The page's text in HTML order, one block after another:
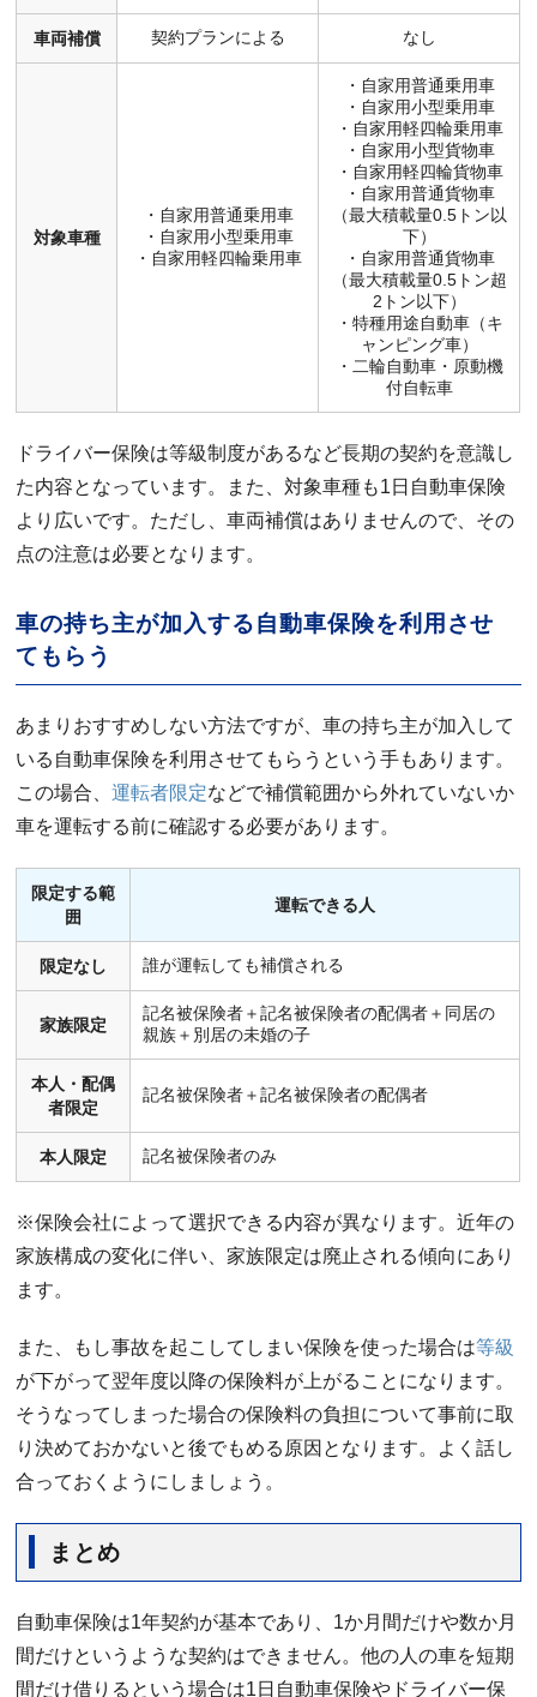
車両補償 契約プランによる なし
対象車種
・自家用普通乗用車
・自家用小型乗用車
・自家用軽四輪乗用車
・自家用普通乗用車
・自家用小型乗用車
・自家用軽四輪乗用車
・自家用小型貨物車
・自家用軽四輪貨物車
・自家用普通貨物車
（最大積載量0.5トン以
下）
・自家用普通貨物車
（最大積載量0.5トン超
2トン以下）
・特種用途自動車（キ
ャンピング車）
・二輪自動車・原動機
付自転車
ドライバー保険は等級制度があるなど長期の契約を意識し
た内容となっています。また、対象車種も1日自動車保険
より広いです。ただし、車両補償はありませんので、その
点の注意は必要となります。
車の持ち主が加入する自動車保険を利用させ
てもらう
あまりおすすめしない方法ですが、車の持ち主が加入して
いる自動車保険を利用させてもらうという手もあります。
この場合、運転者限定などで補償範囲から外れていないか
車を運転する前に確認する必要があります。
限定する範
囲
運転できる人
限定なし 誰が運転しても補償される
家族限定
記名被保険者＋記名被保険者の配偶者＋同居の
親族＋別居の未婚の子
本人・配偶
者限定
記名被保険者＋記名被保険者の配偶者
本人限定 記名被保険者のみ
※保険会社によって選択できる内容が異なります。近年の
家族構成の変化に伴い、家族限定は廃止される傾向にあり
ます。
また、もし事故を起こしてしまい保険を使った場合は等級
が下がって翌年度以降の保険料が上がることになります。
そうなってしまった場合の保険料の負担について事前に取
り決めておかないと後でもめる原因となります。よく話し
合っておくようにしましょう。
まとめ
自動車保険は1年契約が基本であり、1か月間だけや数か月
間だけというような契約はできません。他の人の車を短期
間だけ借りるという場合は1日自動車保険やドライバー保